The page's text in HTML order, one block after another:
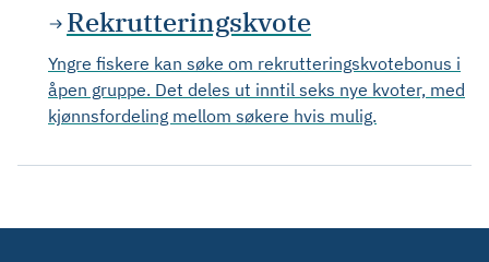
Rekrutteringskvote
Yngre fiskere kan søke om rekrutteringskvotebonus i
åpen gruppe. Det deles ut inntil seks nye kvoter, med
kjønnsfordeling mellom søkere hvis mulig.